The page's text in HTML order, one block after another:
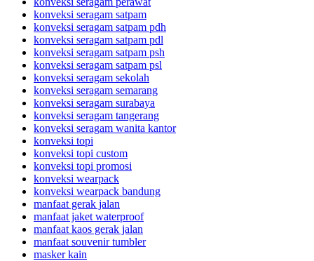
konveksi seragam satpam
konveksi seragam satpam pdh
konveksi seragam satpam pdl
konveksi seragam satpam psh
konveksi seragam satpam psl
konveksi seragam sekolah
konveksi seragam semarang
konveksi seragam surabaya
konveksi seragam tangerang
konveksi seragam wanita kantor
konveksi topi
konveksi topi custom
konveksi topi promosi
konveksi wearpack
konveksi wearpack bandung
manfaat gerak jalan
manfaat jaket waterproof
manfaat kaos gerak jalan
manfaat souvenir tumbler
masker kain